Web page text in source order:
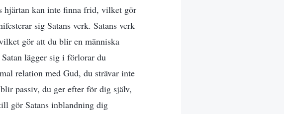
hjärtan kan inte finna frid, vilket gör
sig Satans verk. Satans verk
gör att du blir en människa
lägger sig i förlorar du
relation med Gud, du strävar inte
passiv, du ger efter för dig själv,
gör Satans inblandning dig